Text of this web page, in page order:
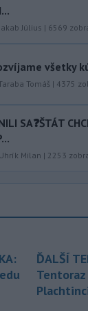
Július | 6569
všetky
Tomáš | 4375
SA❓️ŠTÁT
Uhrík Milan | 2253
ĎALŠÍ